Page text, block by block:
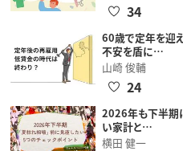
34
60歳で定年を迎
不安を盾に…
山崎 俊輔
24
2026年も下半期
い家計と…
横田 健一